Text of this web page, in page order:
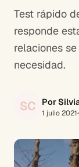
Test rápido
responde
relaciones
necesidad.
SC Por
1 julio 2021·